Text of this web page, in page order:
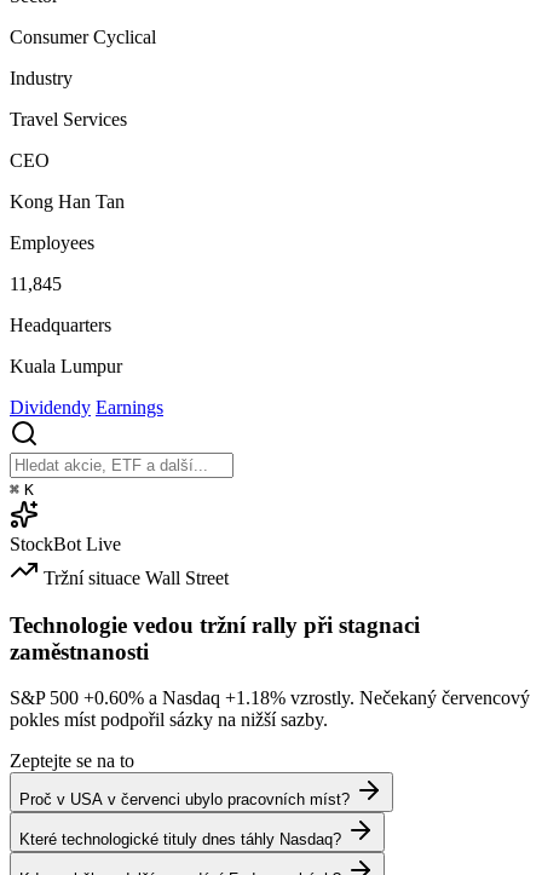
Consumer Cyclical
Industry
Travel Services
CEO
Kong Han Tan
Employees
11,845
Headquarters
Kuala Lumpur
Dividendy Earnings
⌘ K
StockBot Live
Tržní situace Wall Street
Technologie vedou tržní rally při stagnaci
zaměstnanosti
S&P 500 +0.60% a Nasdaq +1.18% vzrostly. Nečekaný červencový
pokles míst podpořil sázky na nižší sazby.
Zeptejte se na to
Proč v USA v červenci ubylo pracovních míst?
Které technologické tituly dnes táhly Nasdaq?